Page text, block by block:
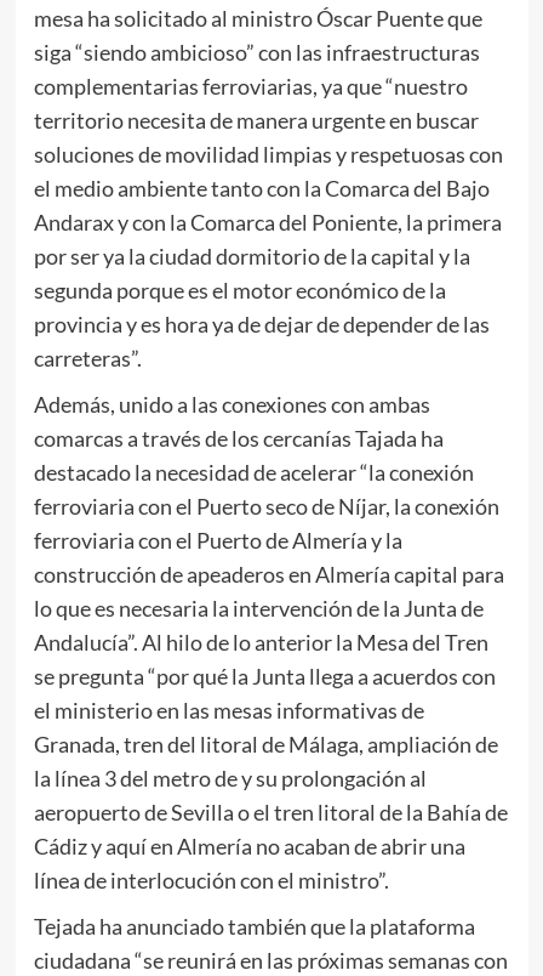
mesa ha solicitado al ministro Óscar Puente que
siga “siendo ambicioso” con las infraestructuras
complementarias ferroviarias, ya que “nuestro
territorio necesita de manera urgente en buscar
soluciones de movilidad limpias y respetuosas con
el medio ambiente tanto con la Comarca del Bajo
Andarax y con la Comarca del Poniente, la primera
por ser ya la ciudad dormitorio de la capital y la
segunda porque es el motor económico de la
provincia y es hora ya de dejar de depender de las
carreteras”.
Además, unido a las conexiones con ambas
comarcas a través de los cercanías Tajada ha
destacado la necesidad de acelerar “la conexión
ferroviaria con el Puerto seco de Níjar, la conexión
ferroviaria con el Puerto de Almería y la
construcción de apeaderos en Almería capital para
lo que es necesaria la intervención de la Junta de
Andalucía”. Al hilo de lo anterior la Mesa del Tren
se pregunta “por qué la Junta llega a acuerdos con
el ministerio en las mesas informativas de
Granada, tren del litoral de Málaga, ampliación de
la línea 3 del metro de y su prolongación al
aeropuerto de Sevilla o el tren litoral de la Bahía de
Cádiz y aquí en Almería no acaban de abrir una
línea de interlocución con el ministro”.
Tejada ha anunciado también que la plataforma
ciudadana “se reunirá en las próximas semanas con